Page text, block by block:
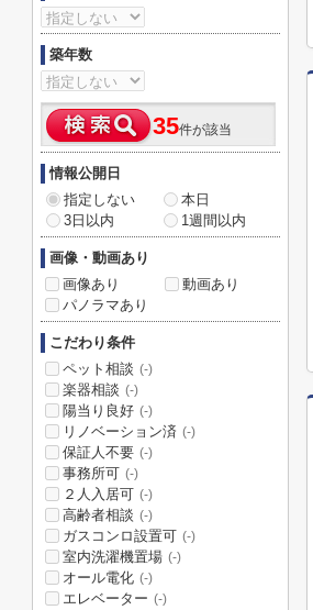
築年数
35件が該当
情報公開日
指定しない
本日
3日以内
1週間以内
画像・動画あり
画像あり
動画あり
パノラマあり
こだわり条件
ペット相談 (-)
楽器相談 (-)
陽当り良好 (-)
リノベーション済 (-)
保証人不要 (-)
事務所可 (-)
２人入居可 (-)
高齢者相談 (-)
ガスコンロ設置可 (-)
室内洗濯機置場 (-)
オール電化 (-)
エレベーター (-)